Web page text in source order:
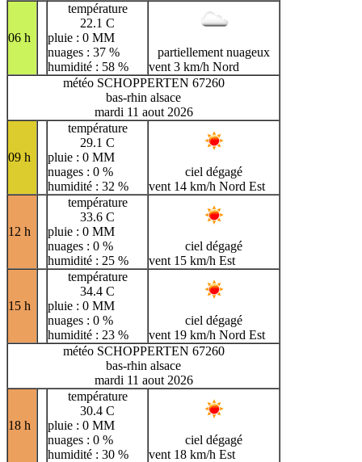
06 h
température
22.1 C
pluie : 0 MM
nuages : 37 %
humidité : 58 %
partiellement nuageux
vent 3 km/h Nord
météo SCHOPPERTEN 67260
bas-rhin alsace
mardi 11 aout 2026
09 h
température
29.1 C
pluie : 0 MM
nuages : 0 %
humidité : 32 %
ciel dégagé
vent 14 km/h Nord Est
12 h
température
33.6 C
pluie : 0 MM
nuages : 0 %
humidité : 25 %
ciel dégagé
vent 15 km/h Est
15 h
température
34.4 C
pluie : 0 MM
nuages : 0 %
humidité : 23 %
ciel dégagé
vent 19 km/h Nord Est
météo SCHOPPERTEN 67260
bas-rhin alsace
mardi 11 aout 2026
18 h
température
30.4 C
pluie : 0 MM
nuages : 0 %
humidité : 30 %
ciel dégagé
vent 18 km/h Est